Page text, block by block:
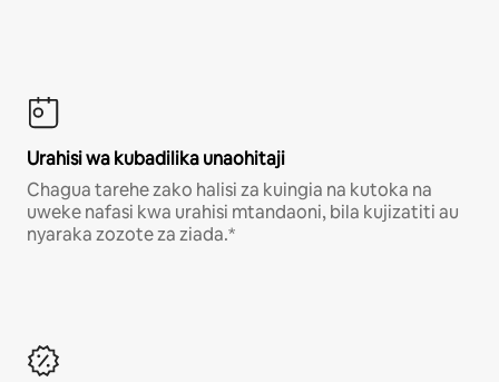
Urahisi wa kubadilika unaohitaji
Chagua tarehe zako halisi za kuingia na kutoka na
uweke nafasi kwa urahisi mtandaoni, bila kujizatiti au
nyaraka zozote za ziada.*